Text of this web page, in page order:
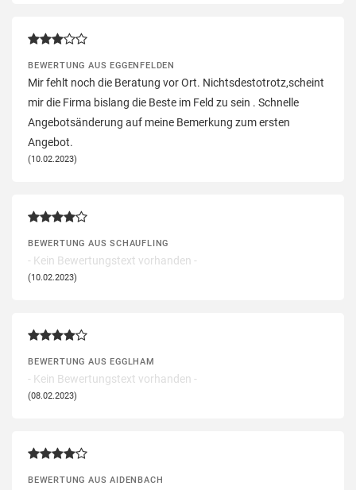
BEWERTUNG AUS EGGENFELDEN
Mir fehlt noch die Beratung vor Ort. Nichtsdestotrotz,scheint
mir die Firma bislang die Beste im Feld zu sein . Schnelle
Angebotsänderung auf meine Bemerkung zum ersten
Angebot.
(10.02.2023)
BEWERTUNG AUS SCHAUFLING
- Kein Bewertungstext vorhanden -
(10.02.2023)
BEWERTUNG AUS EGGLHAM
- Kein Bewertungstext vorhanden -
(08.02.2023)
BEWERTUNG AUS AIDENBACH